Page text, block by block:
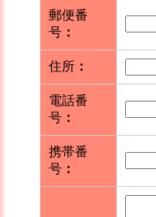
郵便番
号 ：
住所 ：
電話番
号 ：
携帯番
号 ：